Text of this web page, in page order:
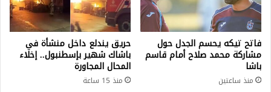
فاتح تيكه يحسم الجدل حول
مشاركة محمد صلاح أمام قاسم
باشا
منذ ساعتين
حريق يندلع داخل منشأة في
باشاك شهير بإسطنبول.. إخلاء
المحال المجاورة
منذ 15 ساعة